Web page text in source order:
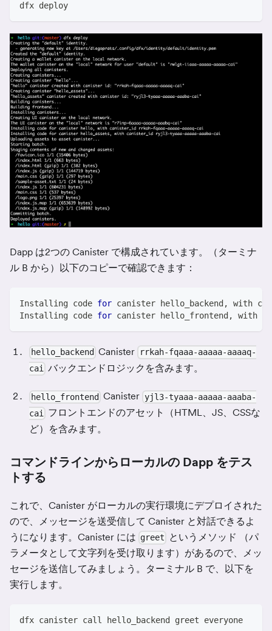
dfx deploy
Dapp は2つの Canister で構成されています。（ターミナ
ル B から）以下のコピーで確認できます：
Installing code for canister hello_backend, with
Installing code for canister hello_frontend, with
hello_backend Canister
rrkah-fqaaa-aaaaa-aaaaq-
cai バックエンドロジックを含みます。
hello_frontend Canister yjl3-tyaaa-aaaaa-aaaba-
cai
フロントエンドのアセット（HTML、JS、CSSな
ど）を含みます。
コマンドラインからローカルの Dapp をテス
トする
これで、Canister がローカルの実行環境にデプロイされた
ので、メッセージを送受信して Canister と対話できるよ
うになります。Canister には greet
というメソッド （パ
ラメータとして文字列を受け取ります）があるので、メッ
セージを送信してみましょう。ターミナル B で、以下を
実行します。
dfx canister call hello_backend greet everyone